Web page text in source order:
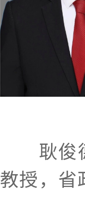
耿俊德
教授，省